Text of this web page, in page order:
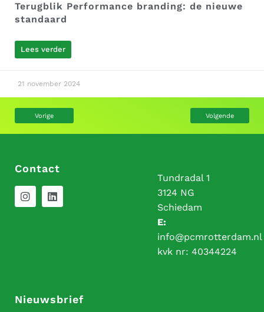
Terugblik Performance branding: de nieuwe
standaard
Lees verder
21 november 2024
Vorige Volgende
Contact
Tundradal 1
3124 NG
Schiedam
E:
info@pcmrotterdam.nl
kvk nr: 40344224
Nieuwsbrief